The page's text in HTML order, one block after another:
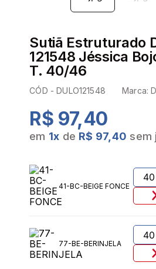
Sutiã Estruturado
121548 Jéssica
T. 40/46
CÓD -DULO121548 Marca:
R$ 97,40
em 1x de R$ 97,40 sem
41-BC-BEIGE FONCE
77-BE-BERINJELA